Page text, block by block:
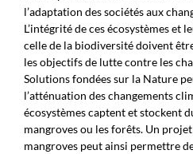
l’adaptation des sociétés aux
L’intégrité de ces écosystèmes et
celle de la biodiversité doivent
les objectifs de lutte contre les
Solutions fondées sur la Nature
l’atténuation des changements
écosystèmes captent et stockent
mangroves ou les forêts. Un
mangroves peut ainsi permettre